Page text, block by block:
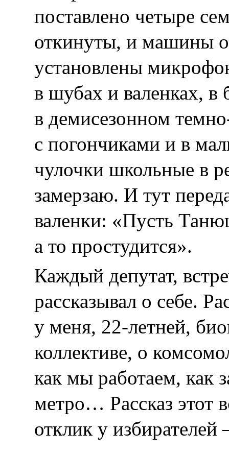
поставлено четыре
откинуты, и машины
установлены
в шубах и валенках, в
в демисезонном
с погончиками и в
чулочки школьные в
замерзаю. И тут
валенки: «Пусть
а то простудится».
Каждый депутат,
рассказывал о себе.
у меня, 22-летней,
коллективе, о
как мы работаем, как
метро… Рассказ этот
отклик у